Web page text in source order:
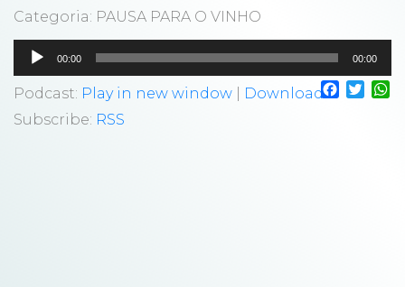
Categoria: PAUSA PARA O VINHO
Tocador
áudio
00:00 00:00
Podcast: Play in new window
Download
Subscribe: RSS